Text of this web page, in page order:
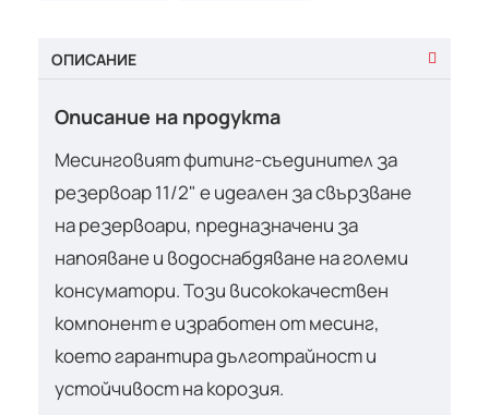
ОПИСАНИЕ
Описание на продукта
Месинговият фитинг-съединител за
резервоар 11/2" е идеален за свързване
на резервоари, предназначени за
напояване и водоснабдяване на големи
консуматори. Този висококачествен
компонент е изработен от месинг,
което гарантира дълготрайност и
устойчивост на корозия.